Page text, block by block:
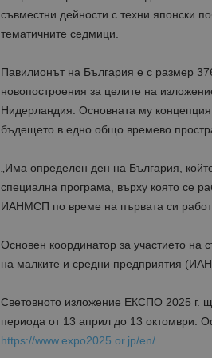
съвместни дейности с техни японски
тематичните седмици.
Павилионът на България е с размер
новопостроения за целите на
Нидерландия. Основната му
бъдещето в едно общо времево
„Има определен ден на България,
специална програма, върху която се
ИАНМСП по време на първата си
Основен координатор за участието на
на малките и средни предприятия
Световното изложение ЕКСПО 2025 г.
периода от 13 април до 13 октомври.
https://www.expo2025.or.jp/en/.
is_visitor_unique
is_unique
_ga_B09EBBY8PY
_ga_WXPDN4HSCV
_ga_FK650GXHRZ